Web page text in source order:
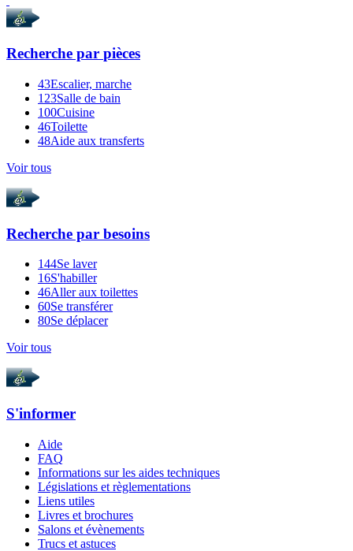
Recherche par pièces
43Escalier, marche
123Salle de bain
100Cuisine
46Toilette
48Aide aux transferts
Voir tous
Recherche par besoins
144Se laver
16S'habiller
46Aller aux toilettes
60Se transférer
80Se déplacer
Voir tous
S'informer
Aide
FAQ
Informations sur les aides techniques
Législations et règlementations
Liens utiles
Livres et brochures
Salons et évènements
Trucs et astuces